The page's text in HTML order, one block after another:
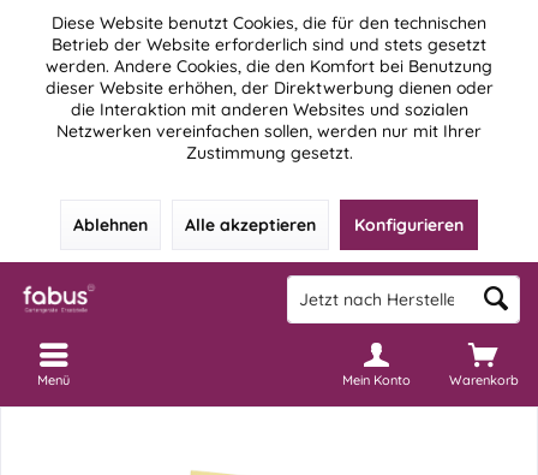
Diese Website benutzt Cookies, die für den technischen
Betrieb der Website erforderlich sind und stets gesetzt
werden. Andere Cookies, die den Komfort bei Benutzung
dieser Website erhöhen, der Direktwerbung dienen oder
die Interaktion mit anderen Websites und sozialen
Netzwerken vereinfachen sollen, werden nur mit Ihrer
Zustimmung gesetzt.
Ablehnen Alle akzeptieren Konfigurieren
Warenkorb
Mein Konto
Menü